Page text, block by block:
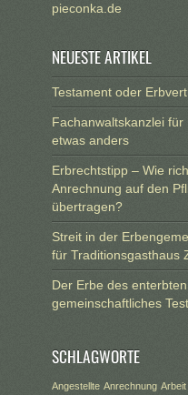
pieconka.de
NEUESTE ARTIKEL
Testament oder
Fachanwaltskanzlei für
etwas anders
Erbrechtstipp – Wie
Anrechnung auf den
übertragen?
Streit in der
für Traditionsgasthaus
Der Erbe des
gemeinschaftliches
SCHLAGWORTE
Angestellte Anrechnung Arbeit